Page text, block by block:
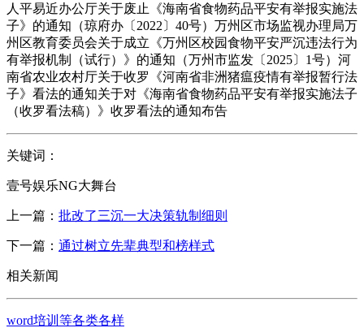
人平易近办公厅关于废止《海南省食物药品平安有举报实施法
子》的通知（琼府办〔2022〕40号）万州区市场监视办理局万
州区教育委员会关于成立《万州区校园食物平安严沉违法行为
有举报机制（试行）》的通知（万州市监发〔2025〕1号）河
南省农业农村厅关于收罗《河南省非洲猪瘟疫情有举报暂行法
子》看法的通知关于对《海南省食物药品平安有举报实施法子
（收罗看法稿）》收罗看法的通知布告
关键词：
壹号娱乐NG大舞台
上一篇： 批改了三沉一大决策轨制细则
下一篇： 通过树立先辈典型和榜样式
相关新闻
word培训等各类各样